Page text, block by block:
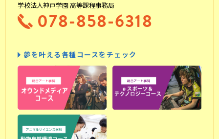
学校法人神戸学園 高等課程事務局
078-858-6318
夢を叶える各種コースをチェック